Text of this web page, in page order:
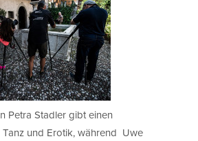
Petra Stadler gibt einen
und Erotik, während Uwe